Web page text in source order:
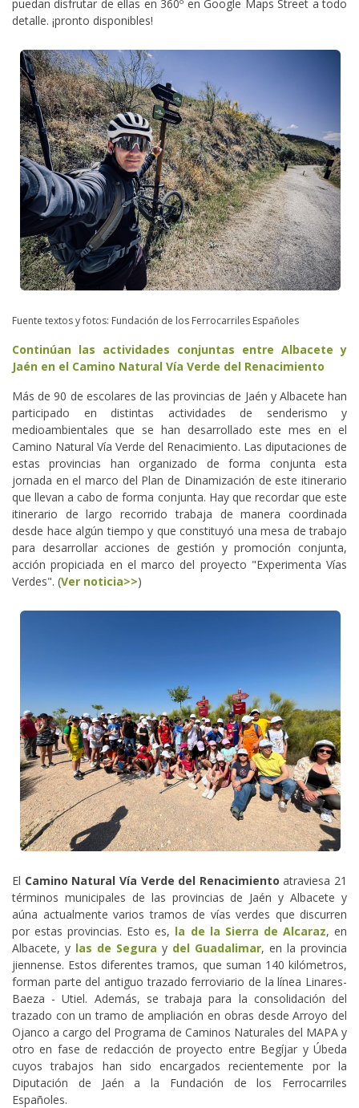
puedan disfrutar de ellas en 360º en Google Maps Street a todo
detalle. ¡pronto disponibles!
Fuente textos y fotos: Fundación de los Ferrocarriles Españoles
Continúan las actividades conjuntas entre Albacete y
Jaén en el Camino Natural Vía Verde del Renacimiento
Más de 90 de escolares de las provincias de Jaén y Albacete han
participado en distintas actividades de senderismo y
medioambientales que se han desarrollado este mes en el
Camino Natural Vía Verde del Renacimiento. Las diputaciones de
estas provincias han organizado de forma conjunta esta
jornada en el marco del Plan de Dinamización de este itinerario
que llevan a cabo de forma conjunta. Hay que recordar que este
itinerario de largo recorrido trabaja de manera coordinada
desde hace algún tiempo y que constituyó una mesa de trabajo
para desarrollar acciones de gestión y promoción conjunta,
acción propiciada en el marco del proyecto "Experimenta Vías
Verdes". (Ver noticia>>)
El Camino Natural Vía Verde del Renacimiento atraviesa 21
términos municipales de las provincias de Jaén y Albacete y
aúna actualmente varios tramos de vías verdes que discurren
por estas provincias. Esto es, la de la Sierra de Alcaraz, en
Albacete, y las de Segura y del Guadalimar, en la provincia
jiennense. Estos diferentes tramos, que suman 140 kilómetros,
forman parte del antiguo trazado ferroviario de la línea Linares-
Baeza - Utiel. Además, se trabaja para la consolidación del
trazado con un tramo de ampliación en obras desde Arroyo del
Ojanco a cargo del Programa de Caminos Naturales del MAPA y
otro en fase de redacción de proyecto entre Begíjar y Úbeda
cuyos trabajos han sido encargados recientemente por la
Diputación de Jaén a la Fundación de los Ferrocarriles
Españoles.